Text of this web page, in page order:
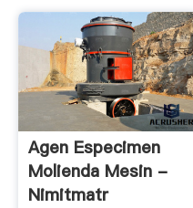
Agen Especimen
Molienda Mesin -
Nimitmatr